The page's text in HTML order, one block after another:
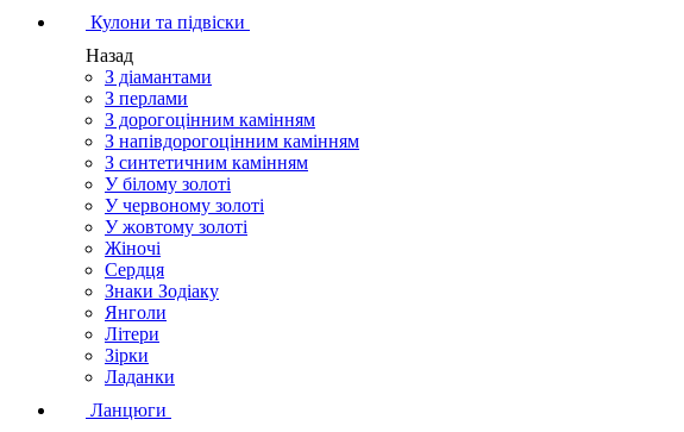
Кулони та підвіски
Назад
З діамантами
З перлами
З дорогоцінним камінням
З напівдорогоцінним камінням
З синтетичним камінням
У білому золоті
У червоному золоті
У жовтому золоті
Жіночі
Сердця
Знаки Зодіаку
Янголи
Літери
Зірки
Ладанки
Ланцюги